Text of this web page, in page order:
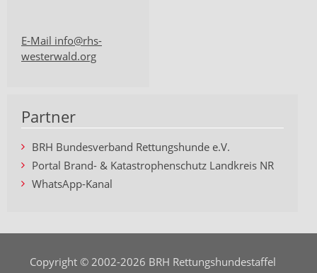
E-Mail info@rhs-
westerwald.org
Partner
BRH Bundesverband Rettungshunde e.V.
Portal Brand- & Katastrophenschutz Landkreis NR
WhatsApp-Kanal
Copyright © 2002-2026 BRH Rettungshundestaffel